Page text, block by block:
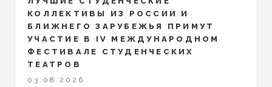
КОЛЛЕКТИВЫ ИЗ РОССИИ И
БЛИЖНЕГО ЗАРУБЕЖЬЯ ПРИМУТ
УЧАСТИЕ В IV МЕЖДУНАРОДНОМ
ФЕСТИВАЛЕ СТУДЕНЧЕСКИХ
ТЕАТРОВ
03.08.2026